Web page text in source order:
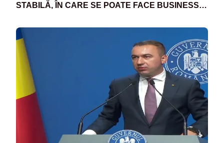
STABILĂ, ÎN CARE SE POATE FACE BUSINESS